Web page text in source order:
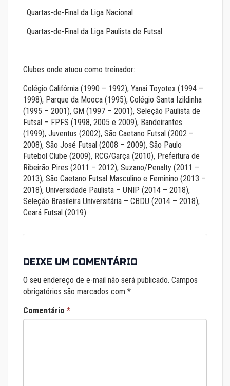
· Quartas-de-Final da Liga Nacional
· Quartas-de-Final da Liga Paulista de Futsal
Clubes onde atuou como treinador:
Colégio Califórnia (1990 – 1992), Yanai Toyotex (1994 –
1998), Parque da Mooca (1995), Colégio Santa Izildinha
(1995 – 2001), GM (1997 – 2001), Seleção Paulista de
Futsal – FPFS (1998, 2005 e 2009), Bandeirantes
(1999), Juventus (2002), São Caetano Futsal (2002 –
2008), São José Futsal (2008 – 2009), São Paulo
Futebol Clube (2009), RCG/Garça (2010), Prefeitura de
Ribeirão Pires (2011 – 2012), Suzano/Penalty (2011 –
2013), São Caetano Futsal Masculino e Feminino (2013 –
2018), Universidade Paulista – UNIP (2014 – 2018),
Seleção Brasileira Universitária – CBDU (2014 – 2018),
Ceará Futsal (2019)
DEIXE UM COMENTÁRIO
O seu endereço de e-mail não será publicado. Campos
obrigatórios são marcados com *
Comentário *